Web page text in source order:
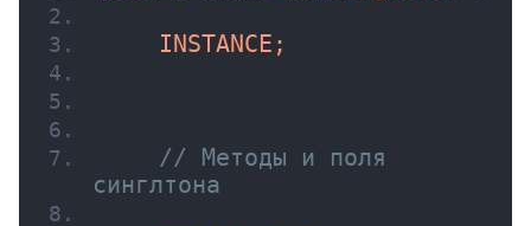
    INSTANCE;
// Методы и поля
синглтона